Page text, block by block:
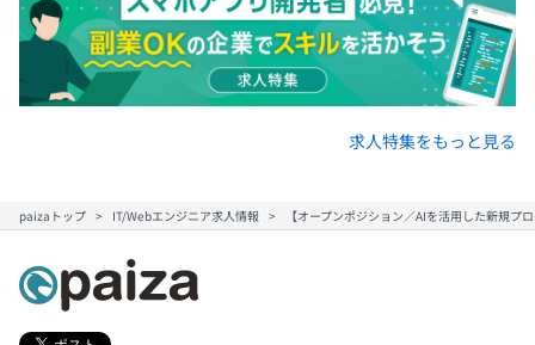
求人特集をもっと見る
paizaトップ IT/Webエンジニア求人情報 【オープンポジション／AIを活用した新規